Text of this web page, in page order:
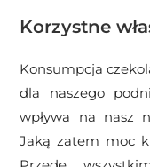
Korzystne
Konsumpcja
dla naszego
wpływa na nasz
Jaką zatem moc